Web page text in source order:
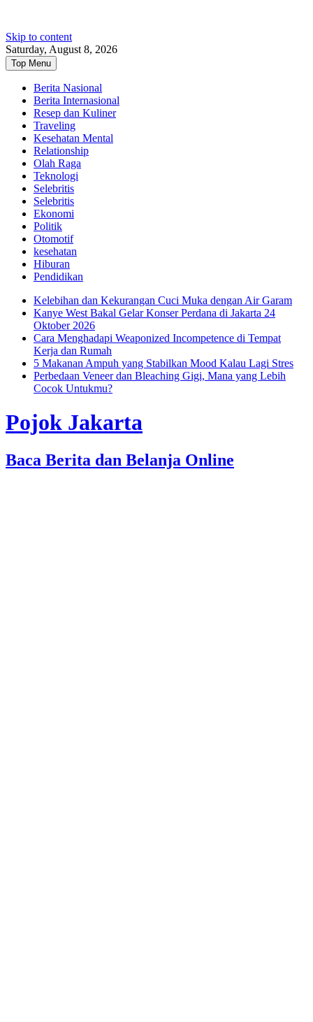
Skip to content
Saturday, August 8, 2026
Top Menu
Berita Nasional
Berita Internasional
Resep dan Kuliner
Traveling
Kesehatan Mental
Relationship
Olah Raga
Teknologi
Selebritis
Selebritis
Ekonomi
Politik
Otomotif
kesehatan
Hiburan
Pendidikan
Kelebihan dan Kekurangan Cuci Muka dengan Air Garam
Kanye West Bakal Gelar Konser Perdana di Jakarta 24
Oktober 2026
Cara Menghadapi Weaponized Incompetence di Tempat
Kerja dan Rumah
5 Makanan Ampuh yang Stabilkan Mood Kalau Lagi Stres
Perbedaan Veneer dan Bleaching Gigi, Mana yang Lebih
Cocok Untukmu?
Pojok Jakarta
Baca Berita dan Belanja Online